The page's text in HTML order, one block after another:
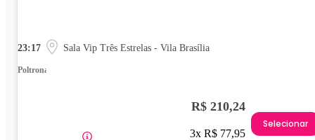
23:17 Sala Vip Três Estrelas - Vila Brasília
Poltrona
R$ 210,24
3x R$ 77,95
Selecionar